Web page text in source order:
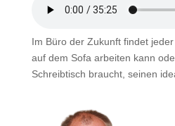
Im Büro der Zukunft findet
auf dem Sofa arbeiten kann
Schreibtisch braucht, seinen